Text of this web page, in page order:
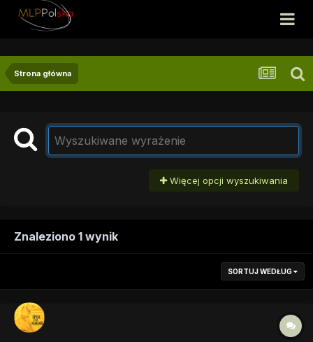
Strona główna
Więcej opcji wyszukiwania
Znaleziono 1 wynik
SORTUJ WEDŁUG